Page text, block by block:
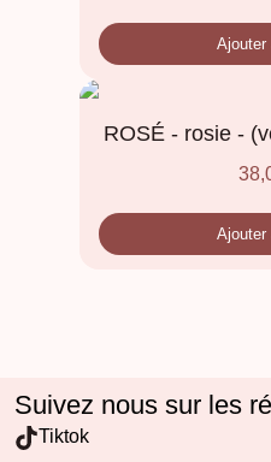
Ajouter
ROSÉ - rosie -
Ajouter
Suivez nous sur les
Tiktok